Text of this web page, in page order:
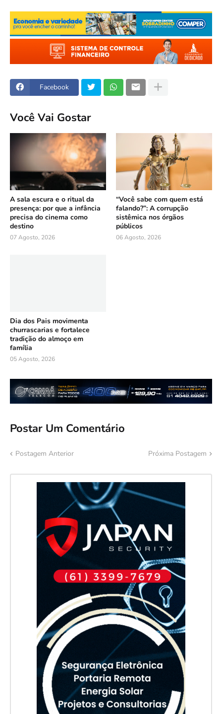
Facebook
Você Vai Gostar
A sala escura e o ritual da
presença: por que a infância
precisa do cinema como
destino
07 Agosto, 2026
“Você sabe com quem está
falando?”: A corrupção
sistêmica nos órgãos
públicos
06 Agosto, 2026
Dia dos Pais movimenta
churrascarias e fortalece
tradição do almoço em
família
05 Agosto, 2026
Postar Um Comentário
Postagem Anterior Próxima Postagem